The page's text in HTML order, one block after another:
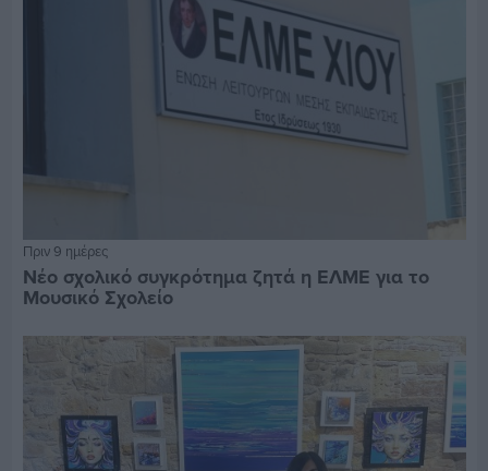
Πριν 9 ημέρες
Νέο σχολικό συγκρότημα ζητά η ΕΛΜΕ για το
Μουσικό Σχολείο